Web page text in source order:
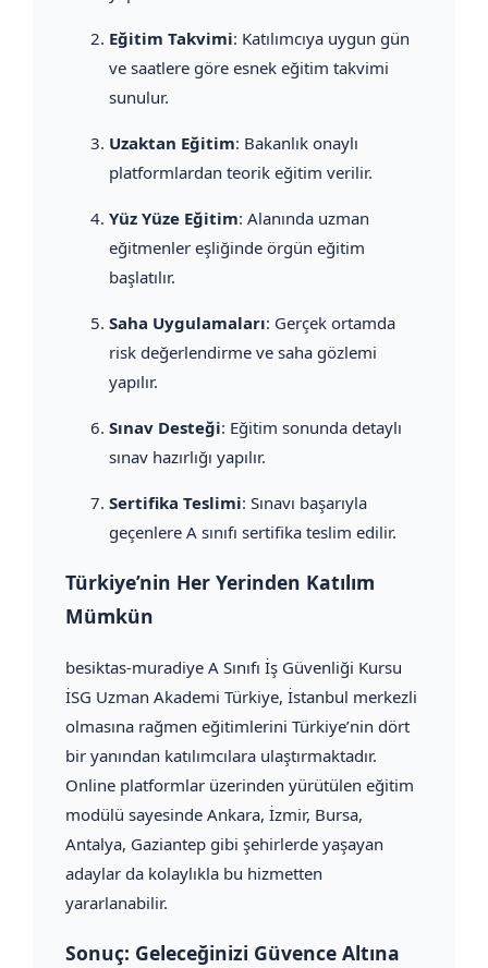
Eğitim Takvimi: Katılımcıya uygun gün
ve saatlere göre esnek eğitim takvimi
sunulur.
Uzaktan Eğitim: Bakanlık onaylı
platformlardan teorik eğitim verilir.
Yüz Yüze Eğitim: Alanında uzman
eğitmenler eşliğinde örgün eğitim
başlatılır.
Saha Uygulamaları: Gerçek ortamda
risk değerlendirme ve saha gözlemi
yapılır.
Sınav Desteği: Eğitim sonunda detaylı
sınav hazırlığı yapılır.
Sertifika Teslimi: Sınavı başarıyla
geçenlere A sınıfı sertifika teslim edilir.
Türkiye’nin Her Yerinden Katılım
Mümkün
besiktas-muradiye A Sınıfı İş Güvenliği Kursu
İSG Uzman Akademi Türkiye, İstanbul merkezli
olmasına rağmen eğitimlerini Türkiye’nin dört
bir yanından katılımcılara ulaştırmaktadır.
Online platformlar üzerinden yürütülen eğitim
modülü sayesinde Ankara, İzmir, Bursa,
Antalya, Gaziantep gibi şehirlerde yaşayan
adaylar da kolaylıkla bu hizmetten
yararlanabilir.
Sonuç: Geleceğinizi Güvence Altına